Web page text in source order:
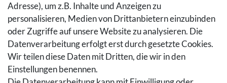
Rückgaberecht
Vertrag widerrufen
Warenkorb
Hilfe
Social Media
Adresse), um z.B. Inhalte und Anzeigen zu
personalisieren, Medien von Drittanbietern einzubinden
oder Zugriffe auf unsere Website zu analysieren. Die
Datenverarbeitung erfolgt erst durch gesetzte Cookies.
Wir teilen diese Daten mit Dritten, die wir in den
Einstellungen benennen.